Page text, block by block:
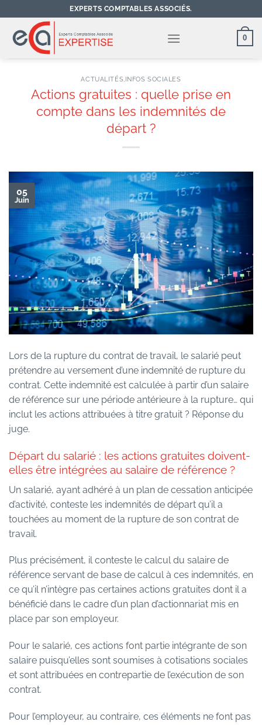
au
contenu
EXPERTS COMPTABLES ASSOCIÉS.
0
ACTUALITÉS,INFOS SOCIALES
Actions gratuites : quelle prise en
compte dans les indemnités de
départ ?
05
Juin
Lors de la rupture du contrat de travail, le salarié peut
prétendre au versement d’une indemnité de rupture du
contrat. Cette indemnité est calculée à partir d’un salaire
de référence sur une période antérieure à la rupture… qui
inclut les actions attribuées à titre gratuit ? Réponse du
juge.
Départ du salarié : les actions gratuites doivent-
elles être intégrées au salaire de référence ?
Un salarié, ayant adhéré à un plan de cessation anticipée
d’activité, conteste les indemnités de départ qu’il a
touchées au moment de la rupture de son contrat de
travail.
Plus précisément, il conteste le calcul du salaire de
référence servant de base de calcul à ces indemnités, en
ce qu’il n’intègre pas certaines actions gratuites dont il a
bénéficié dans le cadre d’un plan d’actionnariat mis en
place par son employeur.
Pour le salarié, ces actions font partie intégrante de son
salaire puisqu’elles sont soumises à cotisations sociales
et sont attribuées en contrepartie de l’exécution de son
contrat.
Pour l’employeur, au contraire, ces éléments ne font pas